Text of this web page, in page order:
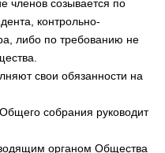
членов созывается по
контрольно-
либо по требованию не
свои обязанности на
собрания руководит
органом Общества